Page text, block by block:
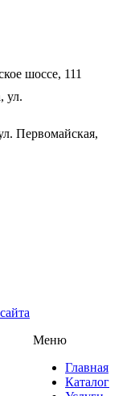
шоссе, 111
ул.
Первомайская,
Меню
Главная
Каталог